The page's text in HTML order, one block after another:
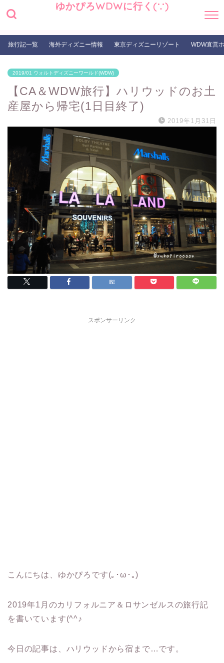
ゆかぴろWDWに行く(∵)
旅行記一覧 海外ディズニー情報 東京ディズニーリゾート WDW直営
2019/01 ウォルトディズニーワールド(WDW)
【CA＆WDW旅行】ハリウッドのお土
産屋から帰宅(1日目終了)
2019年1月31日
スポンサーリンク
こんにちは、ゆかぴろです(｡･ω･｡)
2019年1月のカリフォルニア＆ロサンゼルスの旅行記
を書いています(^^♪
今日の記事は、ハリウッドから宿まで…です。